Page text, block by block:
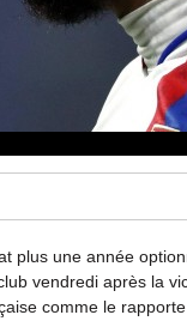
plus une année
vendredi après la
comme le rapporte